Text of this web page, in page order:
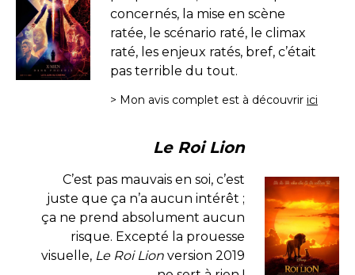
concernés, la mise en scène
ratée, le scénario raté, le climax
raté, les enjeux ratés, bref, c’était
pas terrible du tout.
> Mon avis complet est à découvrir ici
Le Roi Lion
C’est pas mauvais en soi, c’est
juste que ça n’a aucun intérêt ;
ça ne prend absolument aucun
risque. Excepté la prouesse
visuelle, Le Roi Lion version 2019